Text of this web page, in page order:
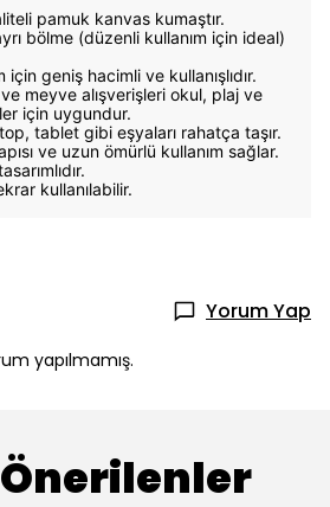
pamuk kanvas kumaştır.
bölme (düzenli kullanım için ideal)
için geniş hacimli ve kullanışlıdır.
meyve alışverişleri okul, plaj ve
için uygundur.
tablet gibi eşyaları rahatça taşır.
ve uzun ömürlü kullanım sağlar.
kullanılabilir.
Yorum Yap
yapılmamış.